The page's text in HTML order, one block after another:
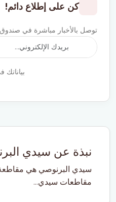
نبذة عن سيدي
سيدي البرنوصي هي مقاطعة
مقاطعات سيدي...
كن على إطلاع دائم!
توصل بالأخبار مباشرة في صندوق
بياناتك